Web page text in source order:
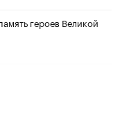
героев Великой